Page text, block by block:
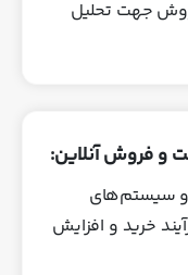
جهت تحلیل
و فروش آنلاین:
و سیستم‌های
خرید و افزایش